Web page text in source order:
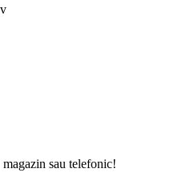
sau telefonic!